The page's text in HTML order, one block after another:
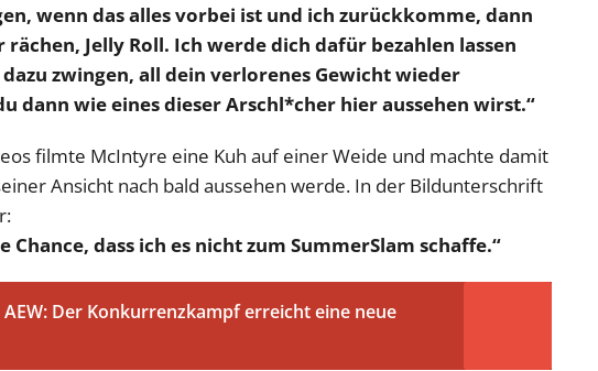
wenn das alles vorbei ist und ich zurückkomme, dann
Jelly Roll. Ich werde dich dafür bezahlen lassen
zwingen, all dein verlorenes Gewicht wieder
dann wie eines dieser Arschl*cher hier aussehen wirst.“
filmte McIntyre eine Kuh auf einer Weide und machte damit
Ansicht nach bald aussehen werde. In der Bildunterschrift
Chance, dass ich es nicht zum SummerSlam schaffe.“
AEW: Der Konkurrenzkampf erreicht eine neue